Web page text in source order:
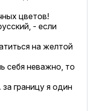
цветов!
- если
на желтой
себя неважно, то
границу я один